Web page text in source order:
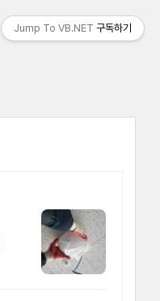
Jump To VB.NET 구독하기